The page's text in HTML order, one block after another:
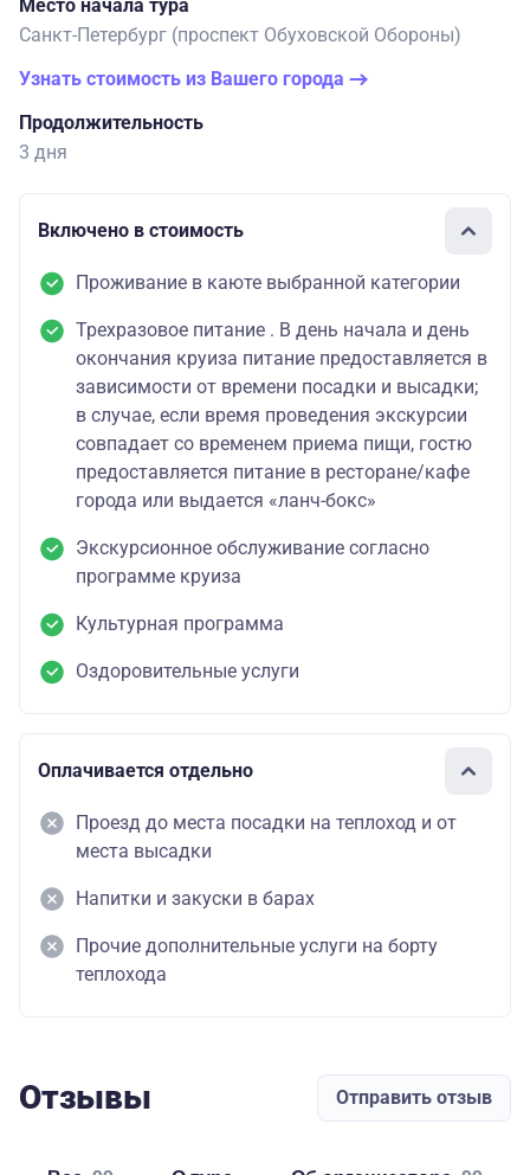
Место начала тура
Санкт-Петербург (проспект Обуховской Обороны)
Узнать стоимость из Вашего города
Продолжительность
3 дня
Включено в стоимость
Проживание в каюте выбранной категории
Трехразовое питание . В день начала и день
окончания круиза питание предоставляется в
зависимости от времени посадки и высадки;
в случае, если время проведения экскурсии
совпадает со временем приема пищи, гостю
предоставляется питание в ресторане/кафе
города или выдается «ланч-бокс»
Экскурсионное обслуживание согласно
программе круиза
Культурная программа
Оздоровительные услуги
Оплачивается отдельно
Проезд до места посадки на теплоход и от
места высадки
Напитки и закуски в барах
Прочие дополнительные услуги на борту
теплохода
Отзывы Отправить отзыв